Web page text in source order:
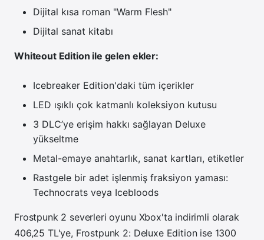
Dijital kısa roman "Warm Flesh"
Dijital sanat kitabı
Whiteout Edition ile gelen ekler:
Icebreaker Edition'daki tüm içerikler
LED ışıklı çok katmanlı koleksiyon kutusu
3 DLC’ye erişim hakkı sağlayan Deluxe
yükseltme
Metal-emaye anahtarlık, sanat kartları, etiketler
Rastgele bir adet işlenmiş fraksiyon yaması:
Technocrats veya Icebloods
Frostpunk 2 severleri oyunu Xbox'ta indirimli olarak
406,25 TL'ye, Frostpunk 2: Deluxe Edition ise 1300